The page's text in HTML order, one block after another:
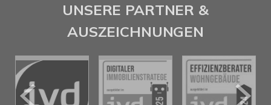
UNSERE PARTNER &
AUSZEICHNUNGEN